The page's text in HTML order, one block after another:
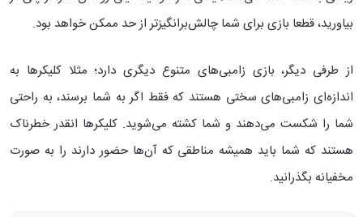
بیاورید، قطعا بازی برای شما چالش‌برانگیزتر از حد ممکن خواهد بود.
از طرفی دیگر، بازی زامبی‌های متنوع دیگری دارد؛ مثلا کلیکرها به
اندازه‌ای زامبی‌های سختی هستند که فقط اگر به شما برسند، به راحتی
شما را شکست می‌دهند و شما کشته می‌شوید. کلیکرها انقدر خطرناک
هستند که شما باید همیشه مناطقی که آن‌ها حضور دارند را به صورت
مخفیانه بگذرانید.